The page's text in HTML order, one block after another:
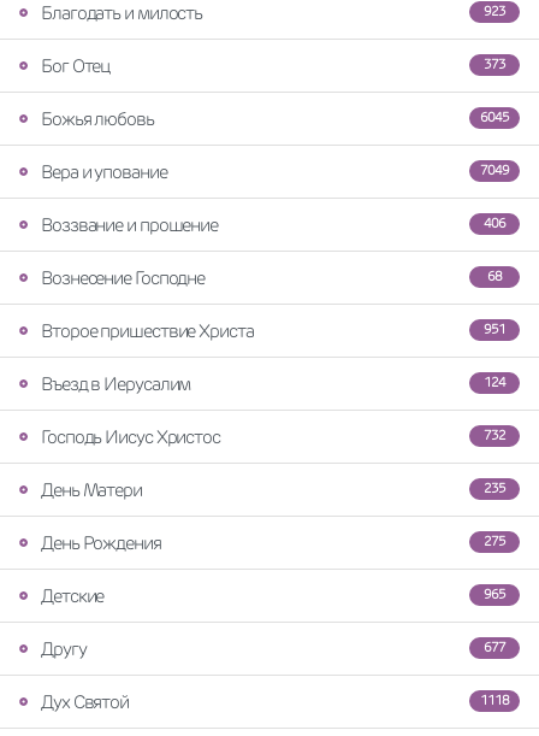
923
Благодать и милость
373
Бог Отец
6045
Божья любовь
7049
Вера и упование
406
Воззвание и прошение
68
Вознесение Господне
951
Второе пришествие Христа
124
Въезд в Иерусалим
732
Господь Иисус Христос
235
День Матери
275
День Рождения
965
Детские
677
Другу
1118
Дух Святой